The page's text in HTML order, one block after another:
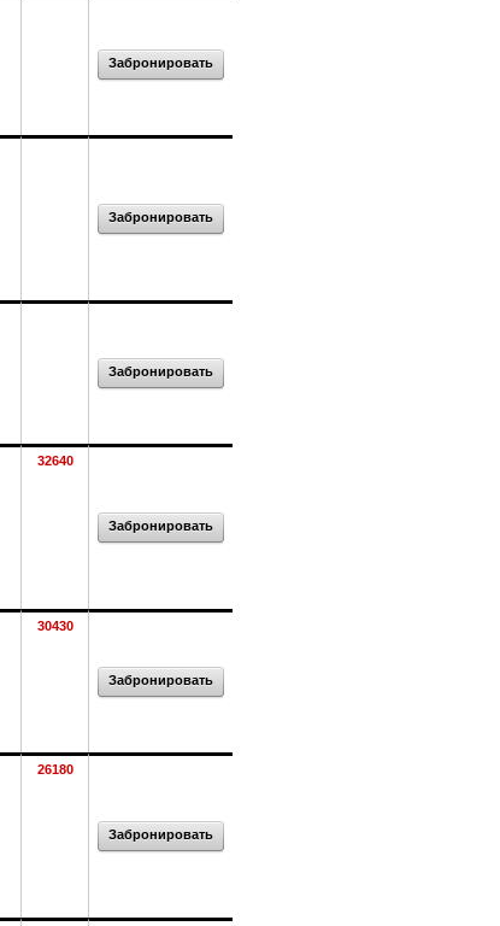
Забронировать
Забронировать
Забронировать
32640
Забронировать
30430
Забронировать
26180
Забронировать